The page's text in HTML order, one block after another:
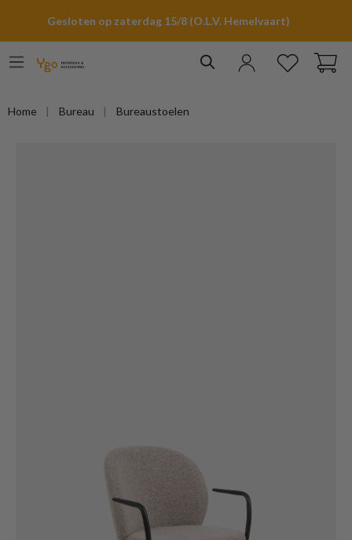
Gesloten op zaterdag 15/8 (O.L.V. Hemelvaart)
Home Bureau Bureaustoelen